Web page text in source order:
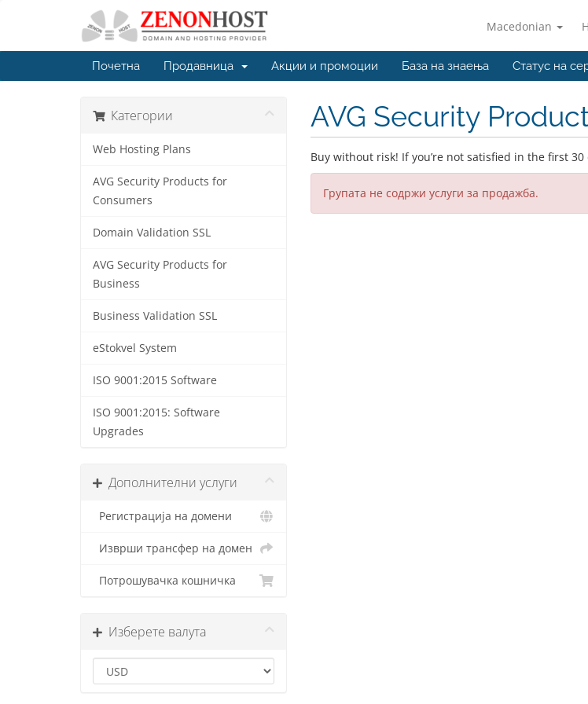
Macedonian
Почетна Продавница Акции и промоции База на знаења Статус на
Категории
Web Hosting Plans
AVG Security Products for
Consumers
Domain Validation SSL
AVG Security Products for
Business
Business Validation SSL
eStokvel System
ISO 9001:2015 Software
ISO 9001:2015: Software
Upgrades
Дополнителни услуги
Регистрација на домени
Изврши трансфер на домен
Потрошувачка кошничка
Изберете валута
AVG Security
Buy without risk! If you’re not satisfied in the first
Групата не содржи услуги за продажба.